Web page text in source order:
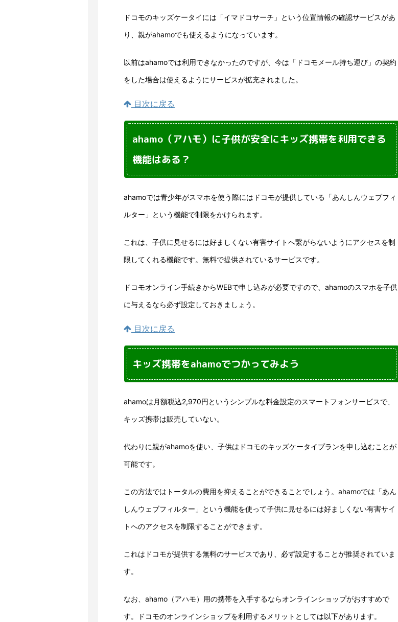
ドコモのキッズケータイには「イマドコサーチ」という位置情報の確認サービスがあ
り、親がahamoでも使えるようになっています。
以前はahamoでは利用できなかったのですが、今は「ドコモメール持ち運び」の契約
をした場合は使えるようにサービスが拡充されました。
目次に戻る
ahamo（アハモ）に子供が安全にキッズ携帯を利用できる
機能はある？
ahamoでは青少年がスマホを使う際にはドコモが提供している「あんしんウェブフィ
ルター」という機能で制限をかけられます。
これは、子供に見せるには好ましくない有害サイトへ繋がらないようにアクセスを制
限してくれる機能です。無料で提供されているサービスです。
ドコモオンライン手続きからWEBで申し込みが必要ですので、ahamoのスマホを子供
に与えるなら必ず設定しておきましょう。
目次に戻る
キッズ携帯をahamoでつかってみよう
ahamoは月額税込2,970円というシンプルな料金設定のスマートフォンサービスで、
キッズ携帯は販売していない。
代わりに親がahamoを使い、子供はドコモのキッズケータイプランを申し込むことが
可能です。
この方法ではトータルの費用を抑えることができることでしょう。ahamoでは「あん
しんウェブフィルター」という機能を使って子供に見せるには好ましくない有害サイ
トへのアクセスを制限することができます。
これはドコモが提供する無料のサービスであり、必ず設定することが推奨されていま
す。
なお、ahamo（アハモ）用の携帯を入手するならオンラインショップがおすすめで
す。ドコモのオンラインショップを利用するメリットとしては以下があります。